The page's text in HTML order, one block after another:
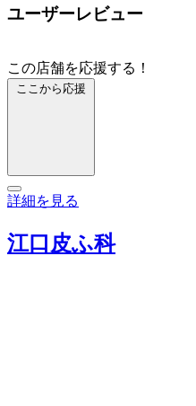
ユーザーレビュー
この店舗を応援する！
ここから応援
詳細を見る
江口皮ふ科